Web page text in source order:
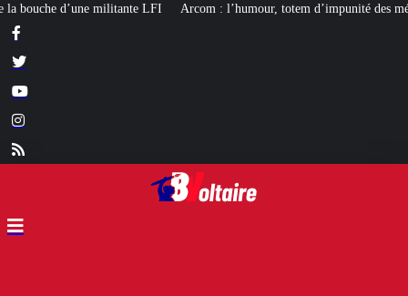
: l’humour, totem d’impunité des médias de gauche [LIVRE]